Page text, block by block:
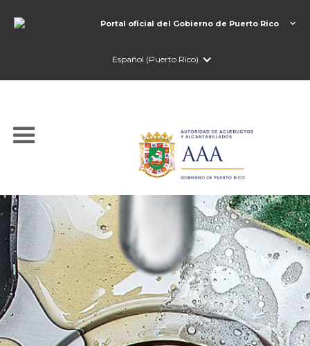
Portal oficial del Gobierno de Puerto Rico
Español (Puerto Rico)